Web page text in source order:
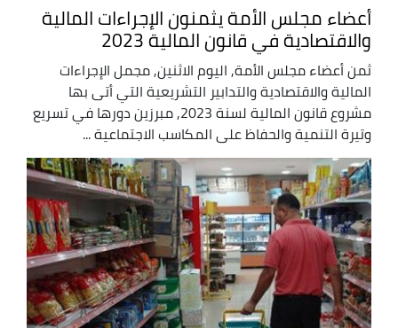
أعضاء مجلس الأمة يثمنون الإجراءات المالية
والاقتصادية في قانون المالية 2023
ثمن أعضاء مجلس الأمة, اليوم الاثنين, مجمل الإجراءات
المالية والاقتصادية والتدابير التشريعية التي أتى بها
مشروع قانون المالية لسنة 2023, مبرزين دورها في تسريع
وتيرة التنمية والحفاظ على المكاسب الاجتماعية ...